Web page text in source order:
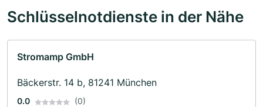
Schlüsselnotdienste in der Nähe
Stromamp GmbH
Bäckerstr. 14 b, 81241 München
0.0 (0)